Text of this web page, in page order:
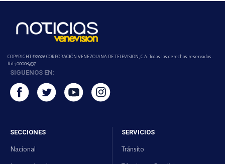
COPYRIGHT ©2026 CORPORACIÓN VENEZOLANA DE TELEVISION, C.A. Todos los derechos reservados.
Rif-j000089337
SIGUENOS EN:
SECCIONES
Nacional
SERVICIOS
Tránsito